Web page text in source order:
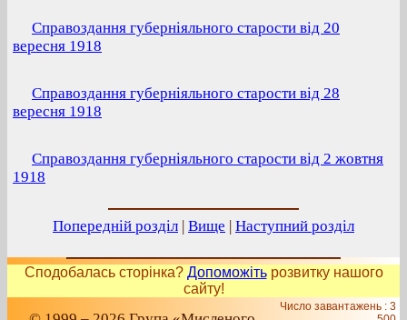
Справоздання губерніяльного старости від 20
вересня 1918
Справоздання губерніяльного старости від 28
вересня 1918
Справоздання губерніяльного старости від 2 жовтня
1918
Попередній розділ | Вище | Наступний розділ
Сподобалась сторінка? Допоможітьрозвитку нашого
сайту!
Число завантажень : 3